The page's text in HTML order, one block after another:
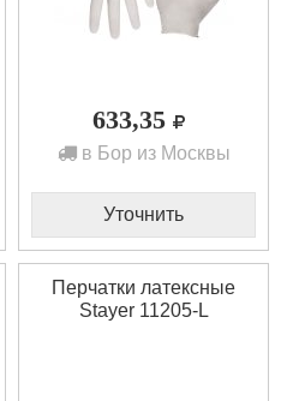
633,35
в Бор из Москвы
Уточнить
Перчатки латексные
Stayer 11205-L